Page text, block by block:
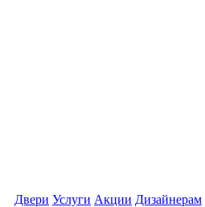
Двери Услуги Акции Дизайнерам